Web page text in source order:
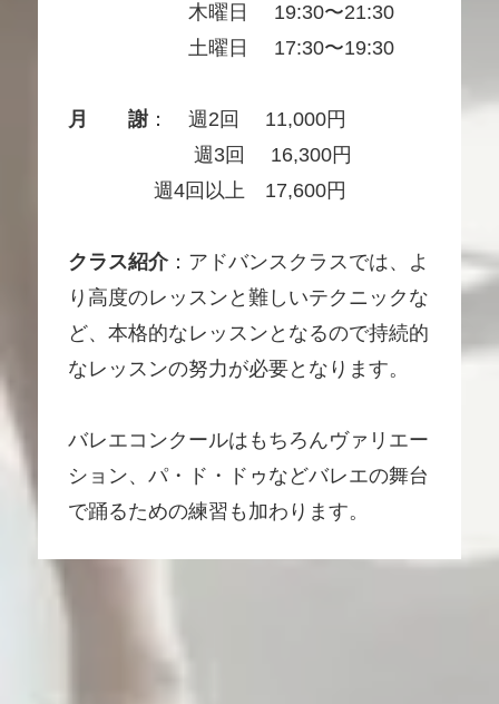
木曜日 19:30〜21:30
土曜日 17:30〜19:30
月 謝： 週2回 11,000円
週3回 16,300円
週4回以上 17,600円
クラス紹介： アドバンスクラスでは、よ
り高度のレッスンと難しいテクニックな
ど、本格的なレッスンとなるので持続的
なレッスンの努力が必要となります。
バレエコンクールはもちろんヴァリエー
ション、パ・ド・ドゥなどバレエの舞台
で踊るための練習も加わります。